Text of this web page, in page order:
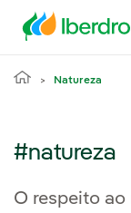
Natureza
#natureza
O respeito